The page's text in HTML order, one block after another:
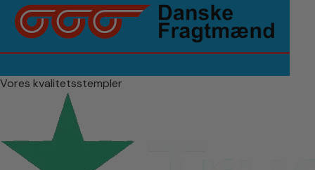
Vores kvalitetsstempler